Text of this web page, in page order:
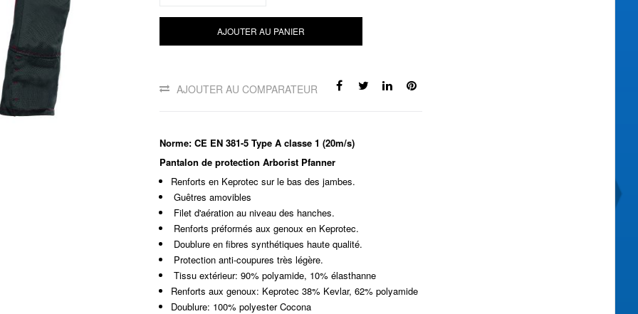
AJOUTER AU PANIER
AJOUTER AU COMPARATEUR
Norme: CE EN 381-5 Type A classe 1 (20m/s)
Pantalon de protection Arborist Pfanner
Renforts en Keprotec sur le bas des jambes.
Guêtres amovibles
Filet d'aération au niveau des hanches.
Renforts préformés aux genoux en Keprotec.
Doublure en fibres synthétiques haute qualité.
Protection anti-coupures très légère.
Tissu extérieur: 90% polyamide, 10% élasthanne
Renforts aux genoux: Keprotec 38% Kevlar, 62% polyamide
Doublure: 100% polyester Cocona